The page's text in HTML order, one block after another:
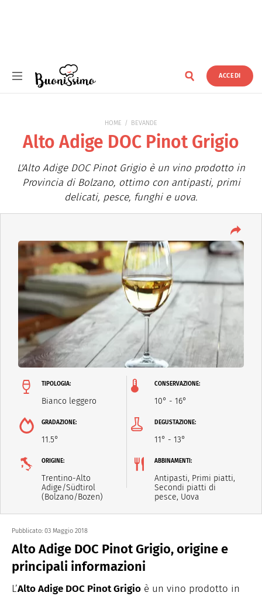
ACCEDI
HOME BEVANDE
Alto Adige DOC Pinot Grigio
L'Alto Adige DOC Pinot Grigio è un vino prodotto in
Provincia di Bolzano, ottimo con antipasti, primi
delicati, pesce, funghi e uova.
TIPOLOGIA:
Bianco leggero
CONSERVAZIONE:
10° - 16°
GRADAZIONE:
11.5°
DEGUSTAZIONE:
11° - 13°
ORIGINE:
Trentino-Alto
Adige/Südtirol
(Bolzano/Bozen)
ABBINAMENTI:
Antipasti, Primi piatti,
Secondi piatti di
pesce, Uova
Pubblicato: 03 Maggio 2018
Alto Adige DOC Pinot Grigio, origine e
principali informazioni
L’Alto Adige DOC Pinot Grigio è un vino prodotto in